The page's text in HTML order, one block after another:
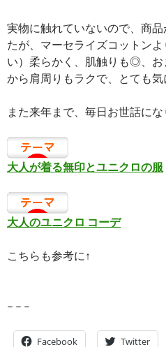
実物に触れていないので、商品
たが、マーセライズコットン
い）柔らかく、肌触りも◎、
から肩周りもラクで、とても気
また来年まで、毎日お世話に
大人が着る無印とユニクロの服
大人のユニクロ コーデ
こちらも参考に↑
– – –
Facebook Twitter